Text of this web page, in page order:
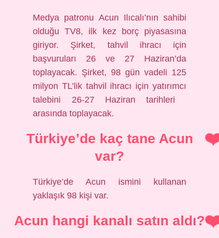
Medya patronu Acun Ilıcalı’nın sahibi
olduğu TV8, ilk kez borç piyasasına
giriyor. Şirket, tahvil ihracı için
başvuruları 26 ve 27 Haziran’da
toplayacak. Şirket, 98 gün vadeli 125
milyon TL’lik tahvil ihracı için yatırımcı
talebini 26-27 Haziran tarihleri ​​
arasında toplayacak.
Türkiye’de kaç tane Acun
var?
Türkiye’de Acun ismini kullanan
yaklaşık 98 kişi var.
Acun hangi kanalı satın aldı?